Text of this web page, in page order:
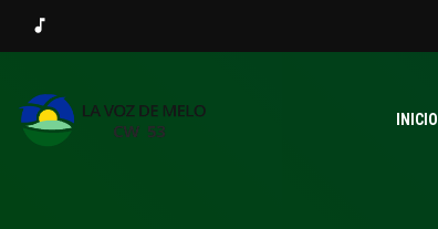
music_note
INICIO